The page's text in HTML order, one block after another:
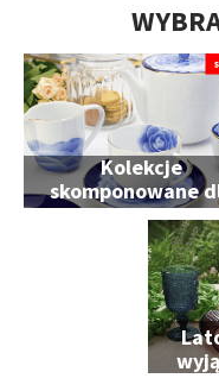
Kolekcje
skomponowane
Ciebie